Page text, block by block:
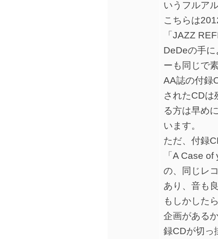
いうフルア
こちらは
「JAZZ
DeDeの手
ーも同じで
AA誌の付録
されたCDは
る方は早め
います。
ただ、付録
「A Case
の、同じレ
あり、音も
もしかした
企画がある
録CDが切っ